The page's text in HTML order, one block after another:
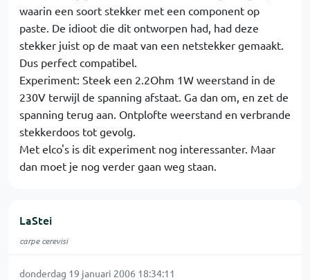
waarin een soort stekker met een component op
paste. De idioot die dit ontworpen had, had deze
stekker juist op de maat van een netstekker gemaakt.
Dus perfect compatibel.
Experiment: Steek een 2.2Ohm 1W weerstand in de
230V terwijl de spanning afstaat. Ga dan om, en zet de
spanning terug aan. Ontplofte weerstand en verbrande
stekkerdoos tot gevolg.
Met elco's is dit experiment nog interessanter. Maar
dan moet je nog verder gaan weg staan.
LaStei
carpe cerevisi
donderdag 19 januari 2006 18:34:11